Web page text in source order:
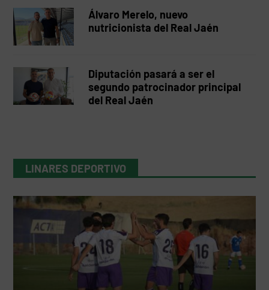
Álvaro Merelo, nuevo
nutricionista del Real Jaén
Diputación pasará a ser el
segundo patrocinador principal
del Real Jaén
LINARES DEPORTIVO